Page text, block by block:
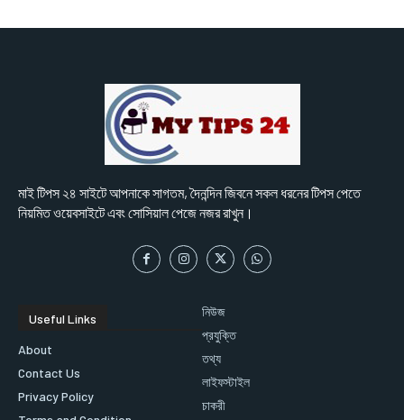
মাই টিপস ২৪ সাইটে আপনাকে সাগতম, দৈনন্দিন জিবনে সকল ধরনের টিপস পেতে
নিয়মিত ওয়েবসাইটে এবং সোসিয়াল পেজে নজর রাখুন।
Useful Links
About
Contact Us
Privacy Policy
নিউজ
প্রযুক্তি
তথ্য
লাইফস্টাইল
চাকরী